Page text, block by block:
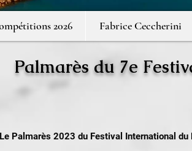
Palmarès du 7e
Le Palmarès 2023 du Festival International
2026 Fabrice Ceccherini